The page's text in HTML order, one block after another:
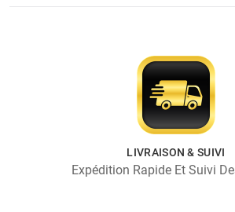
LIVRAISON & SUIVI
Expédition Rapide Et Suivi